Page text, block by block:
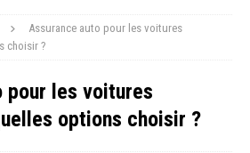
Assurance auto pour les voitures
choisir ?
pour les voitures
options choisir ?